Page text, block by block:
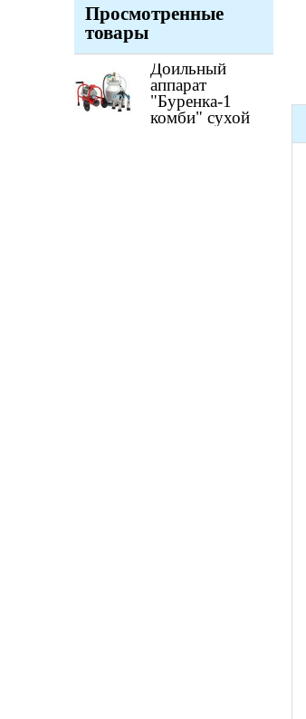
Просмотренные
товары
Доильный
аппарат
"Буренка-1
комби" сухой